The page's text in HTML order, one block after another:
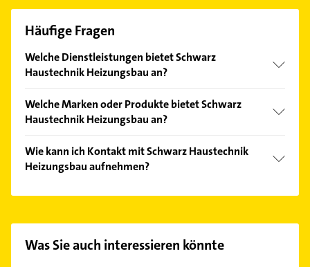
Häufige Fragen
Welche Dienstleistungen bietet Schwarz
Haustechnik Heizungsbau an?
Elektroinstallationen, Energieberatung, Entsorgung,
Gas und Haustechnik.
Welche Marken oder Produkte bietet Schwarz
Haustechnik Heizungsbau an?
Heizungsanlagen, Lüftungsanlagen, Regenerative
Energien und Ölheizungen.
Wie kann ich Kontakt mit Schwarz Haustechnik
Heizungsbau aufnehmen?
finden Sie alleKontaktdaten.
Was Sie auch interessieren könnte